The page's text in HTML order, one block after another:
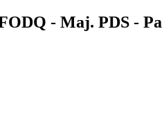
- Maj. PDS -